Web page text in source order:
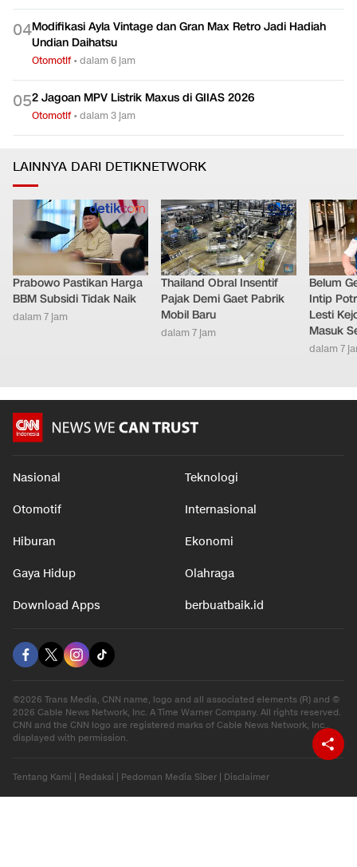
04Modifikasi Ayla Vintage dan Gran Max Retro Jadi Hadiah
Undian Daihatsu
Otomotif•dalam 6 jam
052 Jagoan MPV Listrik Maxus di GIIAS 2026
Otomotif•dalam 3 jam
LAINNYA DARI DETIKNETWORK
Prabowo Pastikan Harga
BBM Subsidi Tidak Naik
dalam 7 jam
Thailand Obral Insentif
Pajak Demi Gaet Pabrik
Mobil Baru
dalam 7 jam
Belum
Intip
Lesti
Masuk
dalam 7
Nasional Teknologi
Otomotif Internasional
Hiburan Ekonomi
Gaya Hidup Olahraga
Download Apps berbuatbaik.id
©2026 Trans Media, CNN name, logo and all associated elements (R) and ©
2026 Cable News Network, Inc. A Time Warner Company. All rights reserved.
CNN and the CNN logo are registered marks of Cable News Network, Inc.,
displayed with permission.
Tentang Kami Redaksi Pedoman Media Siber Disclaimer